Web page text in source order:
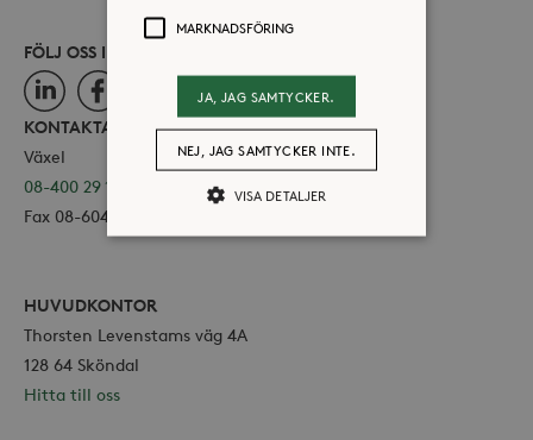
FÖLJ OSS I SOCIALA MEDIER
LinkedInFacebook
KONTAKTA OSS
Växel
08-400 29 100
Fax 08-604 11 16
HUVUDKONTOR
Thorsten Levenstams väg 4A
128 64 Sköndal
Hitta till oss
MARKNADSFÖRING
JA, JAG SAMTYCKER.
NEJ, JAG SAMTYCKER INTE.
VISA DETALJER